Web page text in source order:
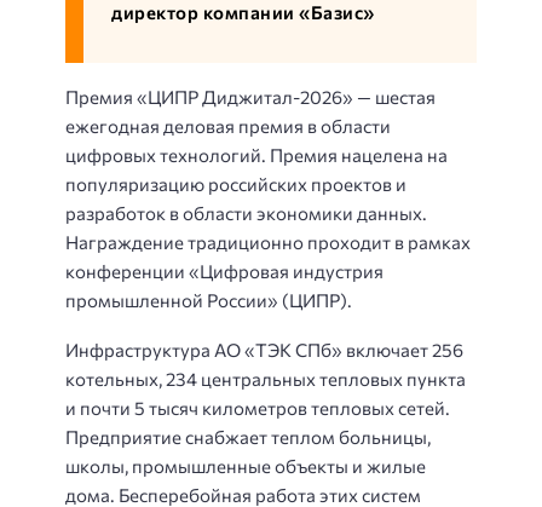
директор компании «Базис»
Премия «ЦИПР Диджитал-2026» — шестая
ежегодная деловая премия в области
цифровых технологий. Премия нацелена на
популяризацию российских проектов и
разработок в области экономики данных.
Награждение традиционно проходит в рамках
конференции «Цифровая индустрия
промышленной России» (ЦИПР).
Инфраструктура АО «ТЭК СПб» включает 256
котельных, 234 центральных тепловых пункта
и почти 5 тысяч километров тепловых сетей.
Предприятие снабжает теплом больницы,
школы, промышленные объекты и жилые
дома. Бесперебойная работа этих систем